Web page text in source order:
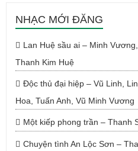
NHẠC MỚI ĐĂNG
Lan Huệ sầu ai – Minh
Thanh Kim Huệ
Độc thủ đại hiệp – Vũ Linh,
Hoa, Tuấn Anh, Vũ Minh Vương
Một kiếp phong trần – Thanh
Chuyện tình An Lộc Sơn –